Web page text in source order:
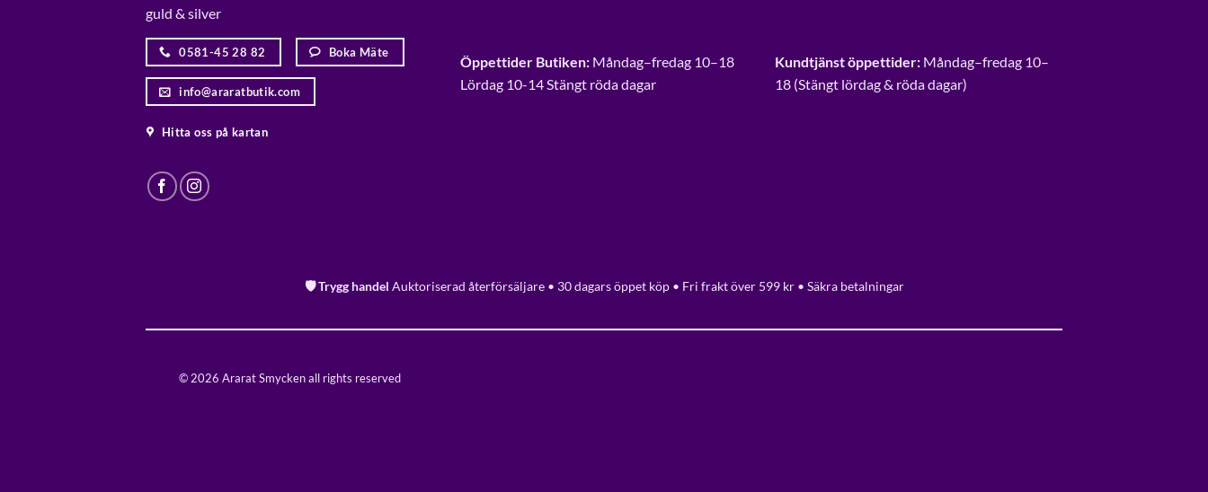
guld & silver
0581-45 28 82 Boka Mäte
info@araratbutik.com
Hitta oss på kartan
Öppettider Butiken: Måndag–fredag 10–18
Lördag 10-14 Stängt röda dagar
Kundtjänst öppettider: Måndag–fredag 10–
18 (Stängt lördag & röda dagar)
🛡️ Trygg handel Auktoriserad återförsäljare • 30 dagars öppet köp • Fri frakt över 599 kr • Säkra betalningar
© 2026 Ararat Smycken all rights reserved